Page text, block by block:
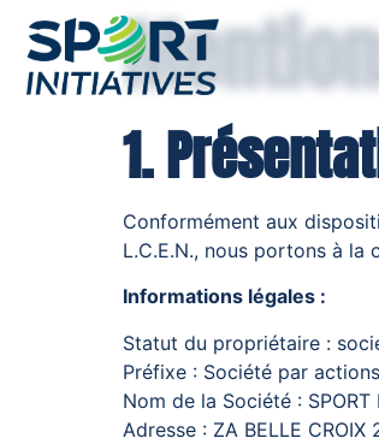
1.
Conformément aux
L.C.E.N., nous portons à
Informations légales :
Statut du propriétaire :
Préfixe : Société par
Nom de la Société : SPORT
Adresse : ZA BELLE CROIX